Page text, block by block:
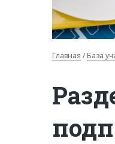
Главная База